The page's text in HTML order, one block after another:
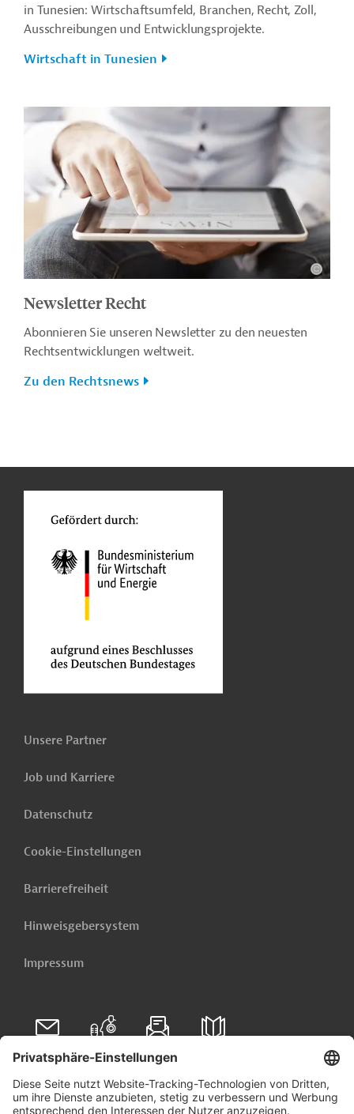
in Tunesien: Wirtschaftsumfeld, Branchen, Recht, Zoll,
Ausschreibungen und Entwicklungsprojekte.
Wirtschaft in Tunesien
Newsletter Recht
Abonnieren Sie unseren Newsletter zu den neuesten
Rechtsentwicklungen weltweit.
Zu den Rechtsnews
Unsere Partner
Job und Karriere
Datenschutz
Cookie-Einstellungen
Barrierefreiheit
Hinweisgebersystem
Impressum
Folgen Sie uns auf